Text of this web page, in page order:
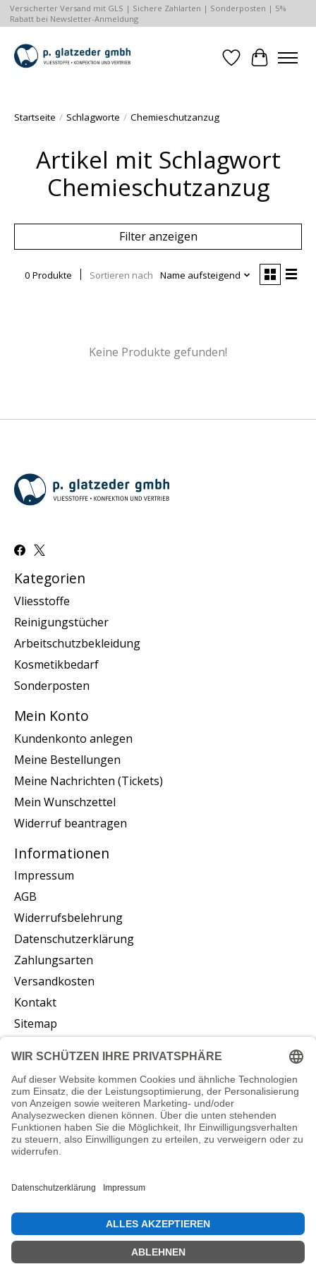
Versicherter Versand mit GLS | Sichere Zahlarten | Sonderposten | 5%
Rabatt bei Newsletter-Anmeldung
Wunschzettel
Ihr
Startseite / Schlagworte / Chemieschutzanzug
Artikel mit Schlagwort
Chemieschutzanzug
Filter anzeigen
0 Produkte Sortieren nach Name aufsteigend
Keine Produkte gefunden!
Kategorien
Vliesstoffe
Reinigungstücher
Arbeitschutzbekleidung
Kosmetikbedarf
Sonderposten
Mein Konto
Kundenkonto anlegen
Meine Bestellungen
Meine Nachrichten (Tickets)
Mein Wunschzettel
Widerruf beantragen
Informationen
Impressum
AGB
Widerrufsbelehrung
Datenschutzerklärung
Zahlungsarten
Versandkosten
Kontakt
Sitemap
Abonnieren Sie unseren Newsletter
Abonnieren
© Copyright 2026 vliesstoffe24.de - Powered by
DE